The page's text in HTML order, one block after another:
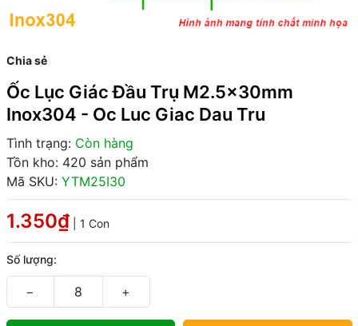
Chia sẻ
Ốc Lục Giác Đầu Trụ M2.5x30mm
Inox304 - Oc Luc Giac Dau Tru
Tình trạng: Còn hàng
Tồn kho: 420 sản phẩm
Mã SKU: YTM25I30
1.350₫ | 1 Con
Số lượng:
− +